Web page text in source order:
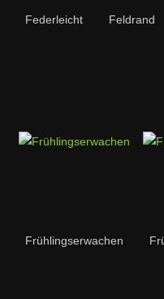
Federleicht Feldrand
Frühlingserwachen